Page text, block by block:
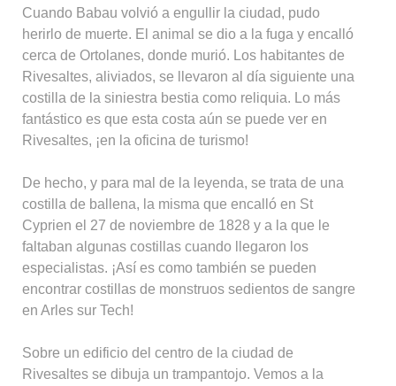
Cuando Babau volvió a engullir la ciudad, pudo
herirlo de muerte. El animal se dio a la fuga y encalló
cerca de Ortolanes, donde murió. Los habitantes de
Rivesaltes, aliviados, se llevaron al día siguiente una
costilla de la siniestra bestia como reliquia. Lo más
fantástico es que esta costa aún se puede ver en
Rivesaltes, ¡en la oficina de turismo!
De hecho, y para mal de la leyenda, se trata de una
costilla de ballena, la misma que encalló en St
Cyprien el 27 de noviembre de 1828 y a la que le
faltaban algunas costillas cuando llegaron los
especialistas. ¡Así es como también se pueden
encontrar costillas de monstruos sedientos de sangre
en Arles sur Tech!
Sobre un edificio del centro de la ciudad de
Rivesaltes se dibuja un trampantojo. Vemos a la